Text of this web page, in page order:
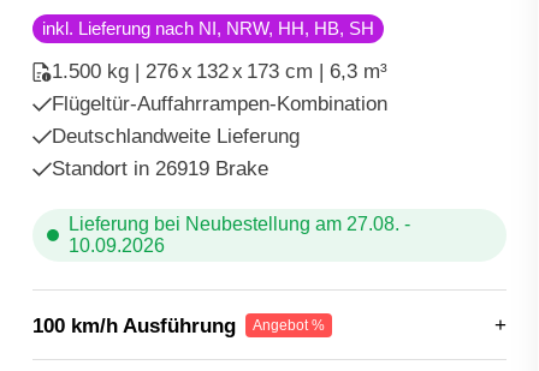
inkl. Lieferung nach NI, NRW, HH, HB, SH
1.500 kg | 276x132x173 cm | 6,3 m³
Flügeltür-Auffahrrampen-Kombination
Deutschlandweite Lieferung
Standort in 26919 Brake
Lieferung bei Neubestellung am 27.08. -
10.09.2026
100 km/h Ausführung